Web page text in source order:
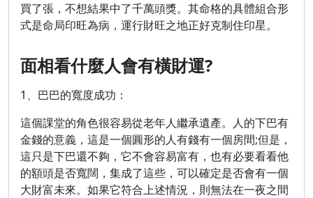
買了張，不想結果中了千萬頭獎。其命格的具體組合形
式是命局印旺為病，運行財旺之地正好克制住印星。
面相看什麼人會有橫財運?
1、巴巴的寬度成功：
這個課堂的角色很容易從老年人繼承遺產。人的下巴有
金錢的意義，這是一個圓形的人有錢有一個房間;但是，
這只是下巴還不夠，它不會容易富有，也有必要看看他
的額頭是否寬闊，集成了這些，可以確定是否會有一個
大財富未來。如果它符合上述情況，則無法在一夜之間